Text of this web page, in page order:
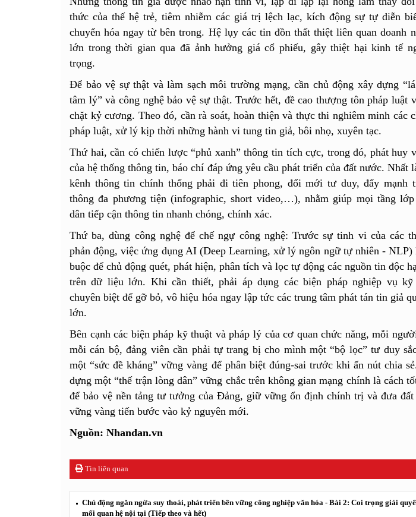
thức của thế hệ trẻ, tiêm nhiễm các giá trị lệch lạc, kích động sự tự diễn
chuyển hóa ngay từ bên trong. ​Hệ lụy các tin đồn thất thiệt liên quan doanh
lớn trong thời gian qua đã ảnh hưởng giá cổ phiếu, gây thiệt hại kinh tế
trọng.
Để bảo vệ sự thật và làm sạch môi trường mạng, cần chủ động xây dựng
tâm lý” và công nghệ bảo vệ sự thật. Trước hết, đề cao thượng tôn pháp luật
chặt kỷ cương. Theo đó, cần rà soát, hoàn thiện và thực thi nghiêm minh các
pháp luật, xử lý kịp thời những hành vi tung tin giả, bôi nhọ, xuyên tạc.
Thứ hai, cần có chiến lược “phủ xanh” thông tin tích cực, trong đó, phát huy
của hệ thống thông tin, báo chí đáp ứng yêu cầu phát triển của đất nước. Nhất
kênh thông tin chính thống phải đi tiên phong, đổi mới tư duy, đẩy mạnh
thông đa phương tiện (infographic, short video,…), nhằm giúp mọi tầng lớp
dân tiếp cận thông tin nhanh chóng, chính xác.
Thứ ba, dùng công nghệ để chế ngự công nghệ: ​Trước sự tinh vi của các
phản động, việc ứng dụng AI (Deep Learning, xử lý ngôn ngữ tự nhiên - NLP)
buộc để chủ động quét, phát hiện, phân tích và lọc tự động các nguồn tin độc
trên dữ liệu lớn. Khi cần thiết, phải áp dụng các biện pháp nghiệp vụ kỹ
chuyên biệt để gỡ bỏ, vô hiệu hóa ngay lập tức các trung tâm phát tán tin giả
lớn.
​Bên cạnh các biện pháp kỹ thuật và pháp lý của cơ quan chức năng, mỗi
mỗi cán bộ, đảng viên cần phải tự trang bị cho mình một “bộ lọc” tư duy
một “sức đề kháng” vững vàng để phân biệt đúng-sai trước khi ấn nút chia
dựng một “thế trận lòng dân” vững chắc trên không gian mạng chính là cách
để bảo vệ nền tảng tư tưởng của Đảng, giữ vững ổn định chính trị và đưa
vững vàng tiến bước vào kỷ nguyên mới.
Nguồn: Nhandan.vn
Tin liên quan
Chủ động ngăn ngừa suy thoái, phát triển bền vững công nghiệp văn hóa - Bài 2: Coi trọng giải
mối quan hệ nội tại (Tiếp theo và hết)